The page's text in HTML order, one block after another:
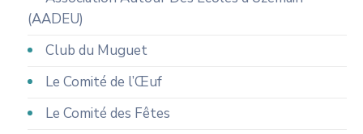
(AADEU)
Club du Muguet
Le Comité de l’Œuf
Le Comité des Fêtes